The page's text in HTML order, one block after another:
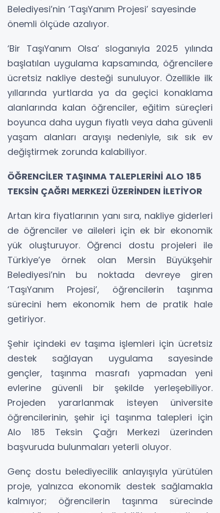
Belediyesi’nin ‘TaşıYanım Projesi’ sayesinde
önemli ölçüde azalıyor.
‘Bir TaşıYanım Olsa’ sloganıyla 2025 yılında
başlatılan uygulama kapsamında, öğrencilere
ücretsiz nakliye desteği sunuluyor. Özellikle ilk
yıllarında yurtlarda ya da geçici konaklama
alanlarında kalan öğrenciler, eğitim süreçleri
boyunca daha uygun fiyatlı veya daha güvenli
yaşam alanları arayışı nedeniyle, sık sık ev
değiştirmek zorunda kalabiliyor.
ÖĞRENCİLER TAŞINMA TALEPLERİNİ ALO 185
TEKSİN ÇAĞRI MERKEZİ ÜZERİNDEN İLETİYOR
Artan kira fiyatlarının yanı sıra, nakliye giderleri
de öğrenciler ve aileleri için ek bir ekonomik
yük oluşturuyor. Öğrenci dostu projeleri ile
Türkiye’ye örnek olan Mersin Büyükşehir
Belediyesi’nin bu noktada devreye giren
‘TaşıYanım Projesi’, öğrencilerin taşınma
sürecini hem ekonomik hem de pratik hale
getiriyor.
Şehir içindeki ev taşıma işlemleri için ücretsiz
destek sağlayan uygulama sayesinde
gençler, taşınma masrafı yapmadan yeni
evlerine güvenli bir şekilde yerleşebiliyor.
Projeden yararlanmak isteyen üniversite
öğrencilerinin, şehir içi taşınma talepleri için
Alo 185 Teksin Çağrı Merkezi üzerinden
başvuruda bulunmaları yeterli oluyor.
Genç dostu belediyecilik anlayışıyla yürütülen
proje, yalnızca ekonomik destek sağlamakla
kalmıyor; öğrencilerin taşınma sürecinde